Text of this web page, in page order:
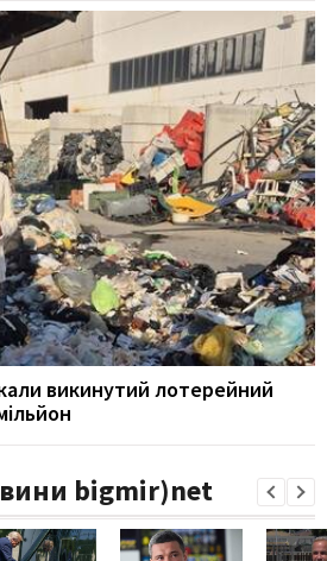
викинутий лотерейний
bigmir)net